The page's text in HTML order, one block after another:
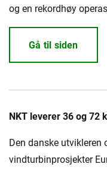
og en rekordhøy
Gå til siden
NKT leverer 36 og 72
Den danske utvikleren
vindturbinprosjekter